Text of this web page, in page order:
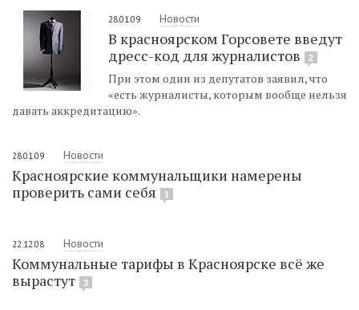
28.01.09 Новости
В красноярском Горсовете введут
дресс-код для журналистов
2
При этом один из депутатов заявил, что
«есть журналисты, которым вообще нельзя
давать аккредитацию».
28.01.09 Новости
Красноярские коммунальщики намерены
проверить сами себя
1
22.12.08 Новости
Коммунальные тарифы в Красноярске всё же
вырастут
3